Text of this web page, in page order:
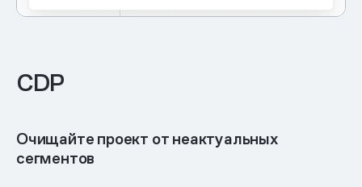
CDP
Очищайте проект от неактуальных
сегментов